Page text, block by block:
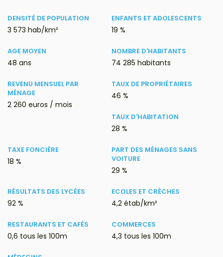
DENSITÉ DE POPULATION
3 573 hab/km²
ENFANTS ET ADOLESCENTS
19 %
AGE MOYEN
48 ans
NOMBRE D'HABITANTS
74 285 habitants
REVENU MENSUEL PAR
MÉNAGE
2 260 euros / mois
TAUX DE PROPRIÉTAIRES
46 %
TAUX D'HABITATION
28 %
TAXE FONCIÈRE
18 %
PART DES MÉNAGES SANS
VOITURE
29 %
RÉSULTATS DES LYCÉES
92 %
ECOLES ET CRÈCHES
4,2 étab/km²
RESTAURANTS ET CAFÉS
0,6 tous les 100m
COMMERCES
4,3 tous les 100m